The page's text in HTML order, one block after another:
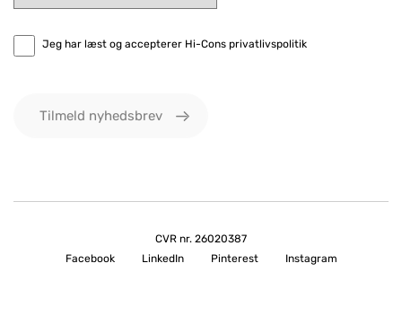
Jeg har læst og accepterer Hi-Cons privatlivspolitik
Tilmeld nyhedsbrev
CVR nr. 26020387
Facebook
LinkedIn Pinterest Instagram